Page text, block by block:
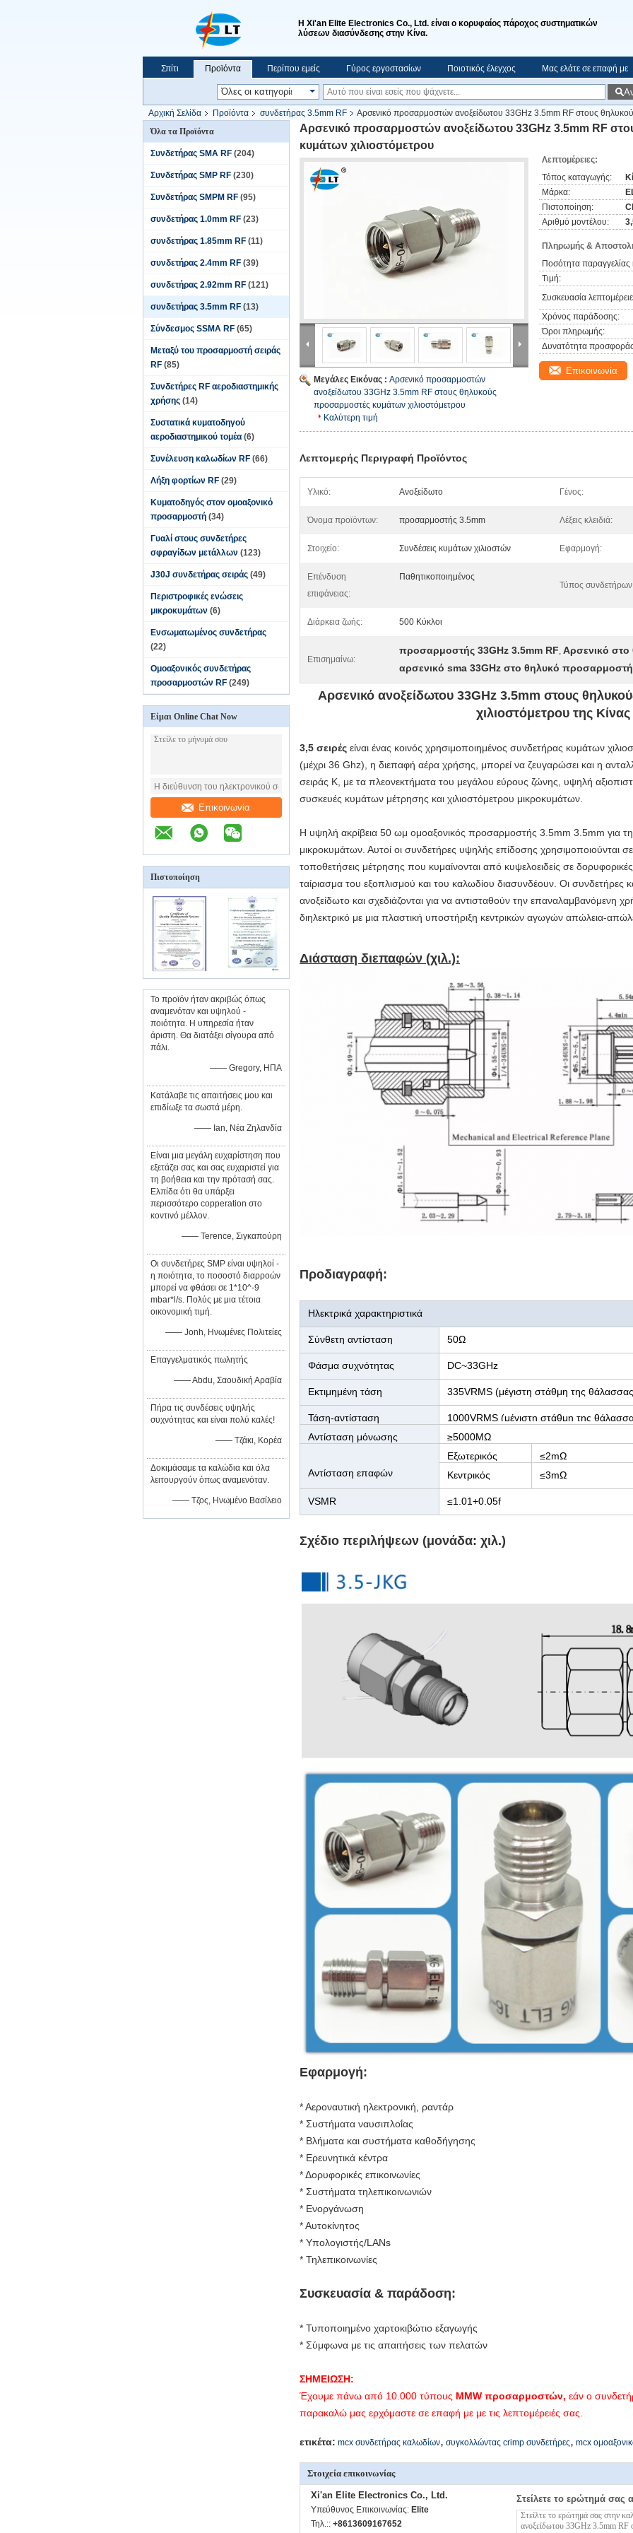
Η Xi'an Elite Electronics Co., Ltd. είναι ο κορυφαίος πάροχος συστηματικών
λύσεων διασύνδεσης στην Κίνα.
Σπίτι Προϊόντα Περίπου εμείς Γύρος εργοστασίων Ποιοτικός έλεγχος Μας ελάτε σε επαφή με
Εμφάνιση VR
Αρχική Σελίδα Προϊόντα συνδετήρας 3.5mm RF
Αρσενικό προσαρμοστών ανοξείδωτου 33GHz 3.5mm RF στους
Όλα τα Προϊόντα
Συνδετήρας SMA RF (204)
Συνδετήρας SMP RF (230)
Συνδετήρας SMPM RF (95)
συνδετήρας 1.0mm RF (23)
συνδετήρας 1.85mm RF (11)
συνδετήρας 2.4mm RF (39)
συνδετήρας 2.92mm RF (121)
συνδετήρας 3.5mm RF (13)
Σύνδεσμος SSMA RF (65)
Μεταξύ του προσαρμοστή σειράς
RF (85)
Συνδετήρες RF αεροδιαστημικής
χρήσης (14)
Συστατικά κυματοδηγού
αεροδιαστημικού τομέα (6)
Συνέλευση καλωδίων RF (66)
Λήξη φορτίων RF (29)
Κυματοδηγός στον ομοαξονικό
προσαρμοστή (34)
Γυαλί στους συνδετήρες
σφραγίδων μετάλλων (123)
J30J συνδετήρας σειράς (49)
Περιστροφικές ενώσεις
μικροκυμάτων (6)
Ενσωματωμένος συνδετήρας
(22)
Ομοαξονικός συνδετήρας
προσαρμοστών RF (249)
Είμαι Online Chat Now
Επικοινωνία
Πιστοποίηση
Το προϊόν ήταν ακριβώς όπως
αναμενόταν και υψηλού -
ποιότητα. Η υπηρεσία ήταν
άριστη. Θα διατάξει σίγουρα από
πάλι.
—— Gregory, ΗΠΑ
Κατάλαβε τις απαιτήσεις μου και
επιδίωξε τα σωστά μέρη.
—— Ian, Νέα Ζηλανδία
Είναι μια μεγάλη ευχαρίστηση που
εξετάζει σας και σας ευχαριστεί για
τη βοήθεια και την πρότασή σας.
Ελπίδα ότι θα υπάρξει
περισσότερο copperation στο
κοντινό μέλλον.
—— Terence, Σιγκαπούρη
Οι συνδετήρες SMP είναι υψηλοί -
η ποιότητα, το ποσοστό διαρροών
μπορεί να φθάσει σε 1*10^-9
mbar*l/s. Πολύς με μια τέτοια
οικονομική τιμή.
—— Jonh, Ηνωμένες Πολιτείες
Επαγγελματικός πωλητής
—— Abdu, Σαουδική Αραβία
Πήρα τις συνδέσεις υψηλής
συχνότητας και είναι πολύ καλές!
—— Τζάκι, Κορέα
Δοκιμάσαμε τα καλώδια και όλα
λειτουργούν όπως αναμενόταν.
—— Τζος, Ηνωμένο Βασίλειο
Αρσενικό προσαρμοστών ανοξείδωτου 33GHz 3.5mm RF
κυμάτων χιλιοστόμετρου
Μεγάλες Εικόνας : Αρσενικό προσαρμοστών
ανοξείδωτου 33GHz 3.5mm RF στους θηλυκούς
προσαρμοστές κυμάτων χιλιοστόμετρου
Καλύτερη τιμή
Λεπτομέρειες:
Τόπος καταγωγής:
Μάρκα:
Πιστοποίηση:
Αριθμό μοντέλου:
Πληρωμής &
Ποσότητα παραγγελίας
Τιμή:
Συσκευασία
Χρόνος παράδοσης:
Όροι πληρωμής:
Δυνατότητα
Επικοινωνία
Λεπτομερής Περιγραφή Προϊόντος
Υλικό: Ανοξείδωτο Γένος:
Όνομα προϊόντων: προσαρμοστής 3.5mm Λέξεις κλειδιά:
Στοιχείο: Συνδέσεις κυμάτων χιλιοστών Εφαρμογή:
Επένδυση
επιφάνειας:
Παθητικοποιημένος
Τύπος
Διάρκεια ζωής: 500 Κύκλοι
Επισημαίνω:
προσαρμοστής 33GHz 3.5mm RF, Αρσενικό
αρσενικό sma 33GHz στο θηλυκό προσαρμοστή
Αρσενικό ανοξείδωτου 33GHz 3.5mm στους
χιλιοστόμετρου της Κίνας
3,5 σειρές είναι ένας κοινός χρησιμοποιημένος συνδετήρας κυμάτων
(μέχρι 36 Ghz), η διεπαφή αέρα χρήσης, μπορεί να ζευγαρώσει και η
σειράς Κ, με τα πλεονεκτήματα του μεγάλου εύρους ζώνης, υψηλή
συσκευές κυμάτων μέτρησης και χιλιοστόμετρου μικροκυμάτων.
Η υψηλή ακρίβεια 50 ωμ ομοαξονικός προσαρμοστής 3.5mm 3.5mm για
μικροκυμάτων. Αυτοί οι συνδετήρες υψηλής επίδοσης χρησιμοποιούνται σε
τοποθετήσεις μέτρησης που κυμαίνονται από κυψελοειδείς σε
ταίριασμα του εξοπλισμού και του καλωδίου διασυνδέουν. Οι συνδετήρες
ανοξείδωτο και σχεδιάζονται για να αντισταθούν την επαναλαμβανόμενη
διηλεκτρικό με μια πλαστική υποστήριξη κεντρικών αγωγών απώλεια-
Διάσταση διεπαφών (χιλ.):
Προδιαγραφή:
Ηλεκτρικά χαρακτηριστικά
Σύνθετη αντίσταση 50Ω
Φάσμα συχνότητας DC~33GHz
Εκτιμημένη τάση 335VRMS (μέγιστη στάθμη της
Τάση-αντίσταση
διηλεκτρικών
1000VRMS (μέγιστη στάθμη της
Αντίσταση μόνωσης
≥5000MΩ
Αντίσταση επαφών
Εξωτερικός
αγωγός
≤2mΩ
Κεντρικός
αγωγός
≤3mΩ
VSMR ≤1.01+0.05f
Σχέδιο περιλήψεων (μονάδα: χιλ.)
Εφαρμογή:
* Αεροναυτική ηλεκτρονική, ραντάρ
* Συστήματα ναυσιπλοΐας
* Βλήματα και συστήματα καθοδήγησης
* Ερευνητικά κέντρα
* Δορυφορικές επικοινωνίες
* Συστήματα τηλεπικοινωνιών
* Ενοργάνωση
* Αυτοκίνητος
* Υπολογιστής/LANs
* Τηλεπικοινωνίες
Συσκευασία & παράδοση:
* Τυποποιημένο χαρτοκιβώτιο εξαγωγής
* Σύμφωνα με τις απαιτήσεις των πελατών
ΣΗΜΕΙΩΣΗ:
Έχουμε πάνω από 10.000 τύπους MMW προσαρμοστών, εάν ο
παρακαλώ μας ερχόμαστε σε επαφή με με τις λεπτομέρειές σας.
ετικέτα: mcx συνδετήρας καλωδίων, συγκολλώντας crimp συνδετήρες, mcx
Στοιχεία επικοινωνίας
Xi'an Elite Electronics Co., Ltd.
Υπεύθυνος Επικοινωνίας: Elite
Τηλ.:: +8613609167652
Στείλετε το ερώτημά σας